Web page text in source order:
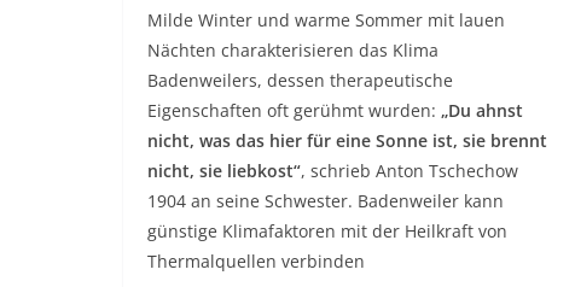
Milde Winter und warme Sommer mit lauen
Nächten charakterisieren das Klima
Badenweilers, dessen therapeutische
Eigenschaften oft gerühmt wurden: „Du ahnst
nicht, was das hier für eine Sonne ist, sie brennt
nicht, sie liebkost“, schrieb Anton Tschechow
1904 an seine Schwester. Badenweiler kann
günstige Klimafaktoren mit der Heilkraft von
Thermalquellen verbinden